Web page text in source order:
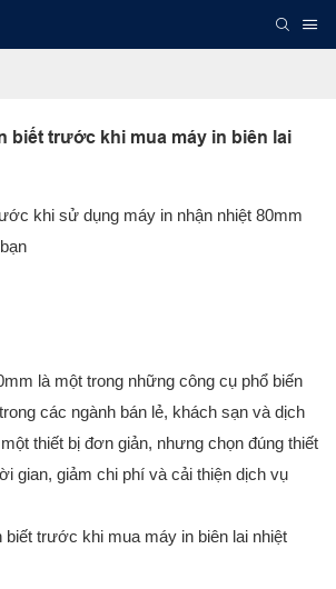
biết trước khi mua máy in biên lai
khi sử dụng máy in nhận nhiệt 80mm
là một trong những công cụ phổ biến
các ngành bán lẻ, khách sạn và dịch
thiết bị đơn giản, nhưng chọn đúng thiết
gian, giảm chi phí và cải thiện dịch vụ